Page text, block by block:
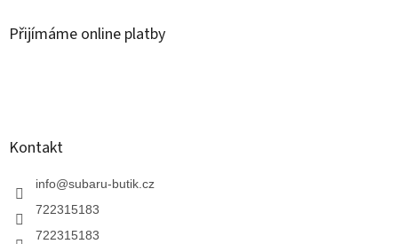
Přijímáme online platby
Kontakt
info@subaru-butik.cz
722315183
722315183